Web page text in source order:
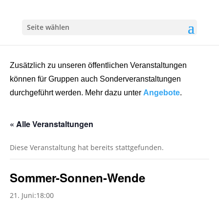
Seite wählen
Zusätzlich zu unseren öffentlichen Veranstaltungen
können für Gruppen auch Sonderveranstaltungen
durchgeführt werden. Mehr dazu unter Angebote.
« Alle Veranstaltungen
Diese Veranstaltung hat bereits stattgefunden.
Sommer-Sonnen-Wende
21. Juni:18:00